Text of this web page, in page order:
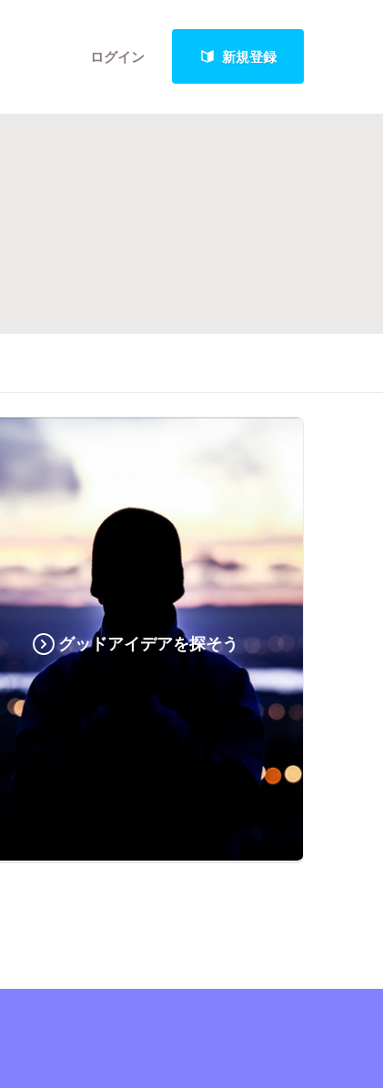
ログイン 新規登録
グッドアイデアを探そう